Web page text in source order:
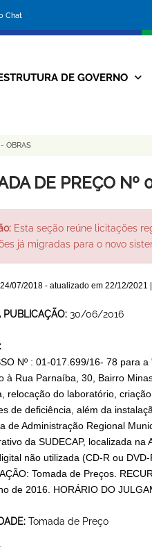
Chat
da
DE GOVERNO
OBRAS
DE PREÇO Nº
Esta seção reúne licitações
já migradas para o novo
24/07/2018- atualizado em 22/12/2021
PUBLICAÇÃO: 30/06/2016
Nº : 01-017.699/16- 78 para
à Rua Parnaíba, 30, Bairro
relocação do laboratório,
de deficiência, além da
de Administração Regional
da SUDECAP, localizada
não utilizada (CD-R ou
Tomada de Preços.
de 2016. HORÁRIO DO
Tomada de Preço